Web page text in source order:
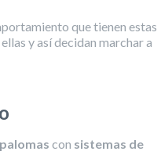
que tienen estas
y así decidan marchar a
con sistemas de